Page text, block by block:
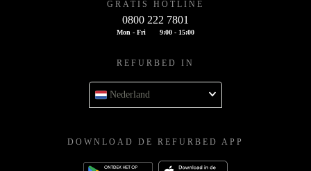
GRATIS HOTLINE
0800 222 7801
Mon - Fri 9:00 - 15:00
REFURBED IN
Nederland
DOWNLOAD DE REFURBED APP